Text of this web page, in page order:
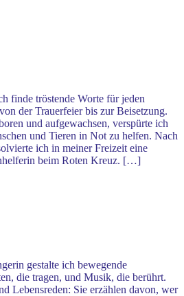
finde tröstende Worte für jeden
der Trauerfeier bis zur Beisetzung.
und aufgewachsen, verspürte ich
und Tieren in Not zu helfen. Nach
ich in meiner Freizeit eine
beim Roten Kreuz. […]
gestalte ich bewegende
die tragen, und Musik, die berührt.
Lebensreden: Sie erzählen davon, wer